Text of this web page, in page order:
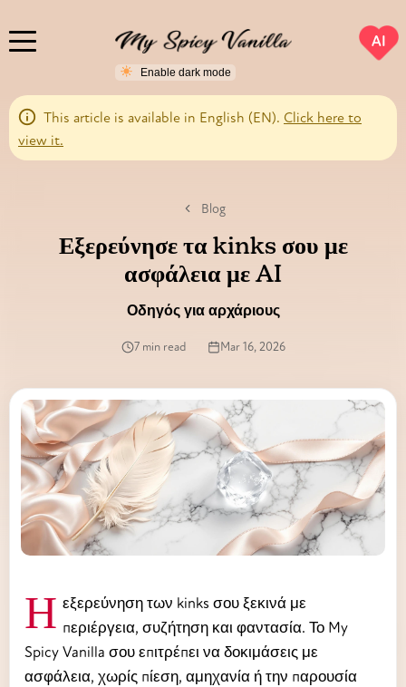
AI
This article is available in English (EN). Click here to
view it.
Blog
Εξερεύνησε τα kinks σου με
ασφάλεια με AI
Οδηγός για αρχάριους
7 min read Mar 16, 2026
Η εξερεύνηση των kinks σου ξεκινά με περιέργεια, συζήτηση και φαντασία. Το My
Spicy Vanilla σου επιτρέπει να δοκιμάσεις με
ασφάλεια, χωρίς πίεση, αμηχανία ή την παρουσία